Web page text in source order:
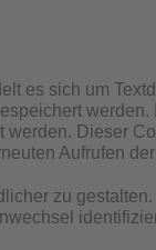
es sich um
Dieser
Aufrufen
zu